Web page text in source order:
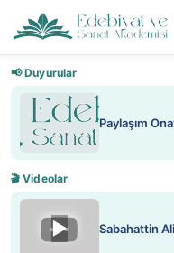
📢 Duyurular
Nadir
🎬 Videolar
▶ ATEŞ